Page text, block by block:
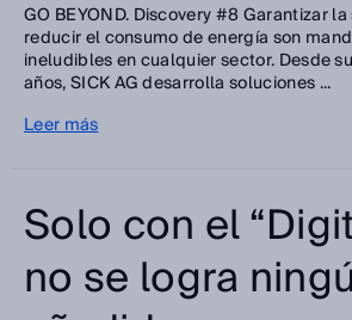
GO BEYOND. Discovery #8 Garantizar
reducir el consumo de energía son
ineludibles en cualquier sector. Desde
años, SICK AG desarrolla soluciones ...
Leer más
Solo con el
no se logra